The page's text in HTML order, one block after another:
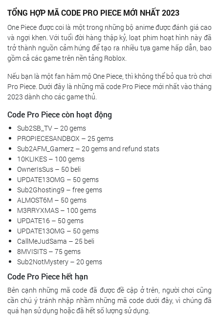
TỔNG HỢP MÃ CODE PRO PIECE MỚI NHẤT 2023
One Piece được coi là một trong những bộ anime được đánh giá cao
và ngợi khen. Với tuổi đời hàng thập kỷ, loạt phim hoạt hình này đã
trở thành nguồn cảm hứng để tạo ra nhiều tựa game hấp dẫn, bao
gồm cả các game trên nền tảng Roblox.
Nếu bạn là một fan hâm mộ One Piece, thì không thể bỏ qua trò chơi
Pro Piece. Dưới đây là những mã code Pro Piece mới nhất vào tháng
2023 dành cho các game thủ.
Code Pro Piece còn hoạt động
Sub2SB_TV – 20 gems
PROPIECESANDBOX – 25 gems
Sub2AFM_Gamerz – 20 gems and refund stats
10KLIKES – 100 gems
OwnerIsSus – 50 beli
UPDATE13OMG – 50 gems
Sub2Ghosting9 – free gems
ALMOST6M – 50 gems
M3RRYXMAS – 100 gems
UPDATE16 – 50 gems
UPDATE13OMG – 50 gems
CallMeJudSama – 25 beli
8MVISITS – 75 gems
Sub2NotMystery – 20 gems
Code Pro Piece hết hạn
Bên cạnh những mã code đã được đề cập ở trên, người chơi cũng
cần chú ý tránh nhập nhầm những mã code dưới đây, vì chúng đã
quá hạn sử dụng hoặc đã hết số lượng sử dụng.